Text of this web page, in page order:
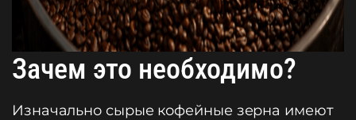
Зачем это необходимо?
Изначально сырые кофейные зерна имеют